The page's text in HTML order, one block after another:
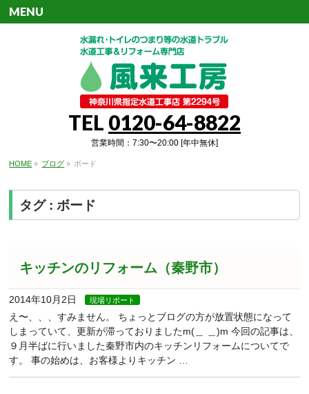
TEL 0120-64-8822
営業時間：7:30〜20:00 [年中無休]
MENU
HOME » ブログ » ボード
タグ : ボード
キッチンのリフォーム（秦野市）
2014年10月2日 現場リポート
え〜、、、すみません。 ちょっとブログの方が放置状態になって
しまっていて、更新が滞っておりましたm(＿ ＿)m 今回の記事は、
９月半ばに行いました秦野市内のキッチンリフォームについてで
す。 事の始めは、お客様よりキッチン …